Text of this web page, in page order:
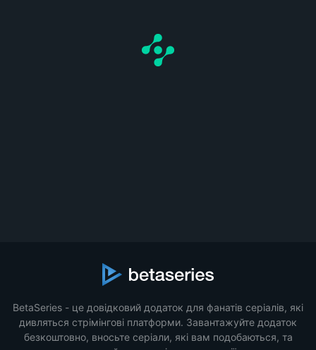
BetaSeries - це довідковий додаток для фанатів серіалів, які
дивляться стрімінгові платформи. Завантажуйте додаток
безкоштовно, вносьте серіали, які вам подобаються, та